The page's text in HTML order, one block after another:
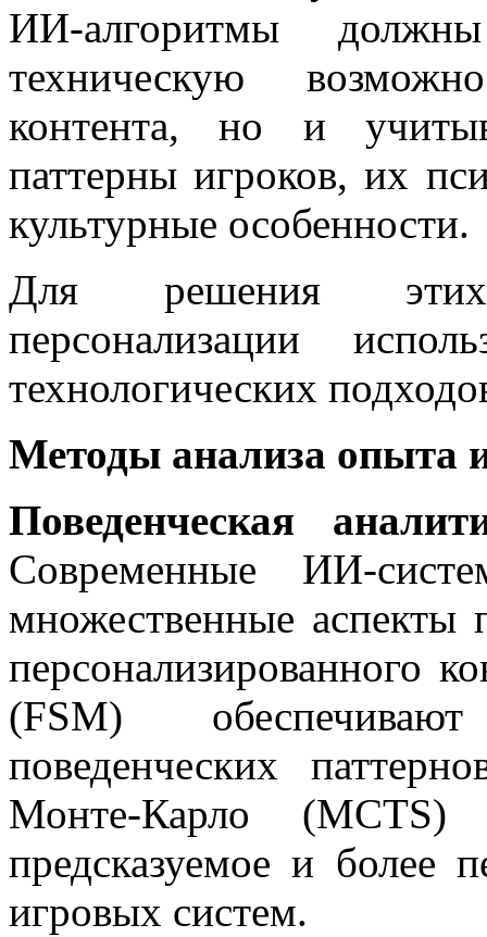
ИИ-алгоритмы
техническую
контента, но и
паттерны игроков, их
культурные особенности.
Для решения этих
персонализации
технологических
Методы анализа опыта
Поведенческая
Современные ИИ-
множественные аспекты
персонализированного
(FSM)
поведенческих
Монте-Карло (MCTS)
предсказуемое и более
игровых систем.